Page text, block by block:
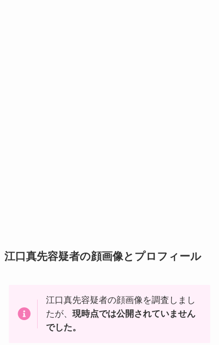
江口真先容疑者の顔画像とプロフィール
江口真先容疑者の顔画像を調査しまし
たが、現時点では公開されていません
でした。